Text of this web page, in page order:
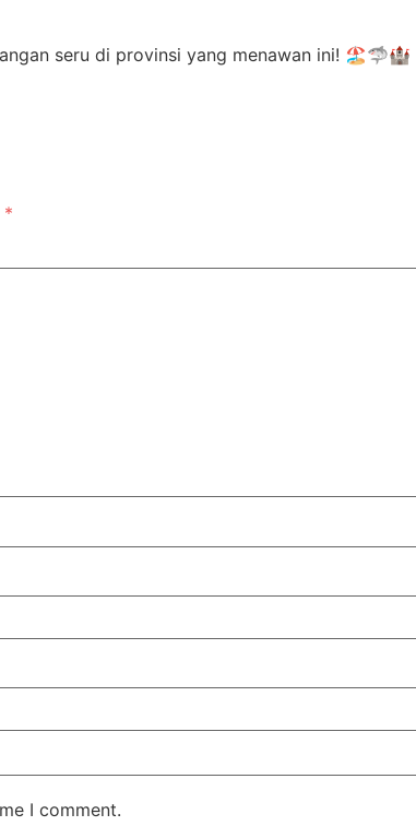
seru di provinsi yang menawan ini! 🏖️🦈🏰
*
I comment.